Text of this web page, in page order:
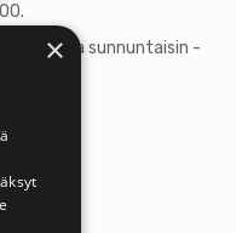
ja sunnuntaisin -
×